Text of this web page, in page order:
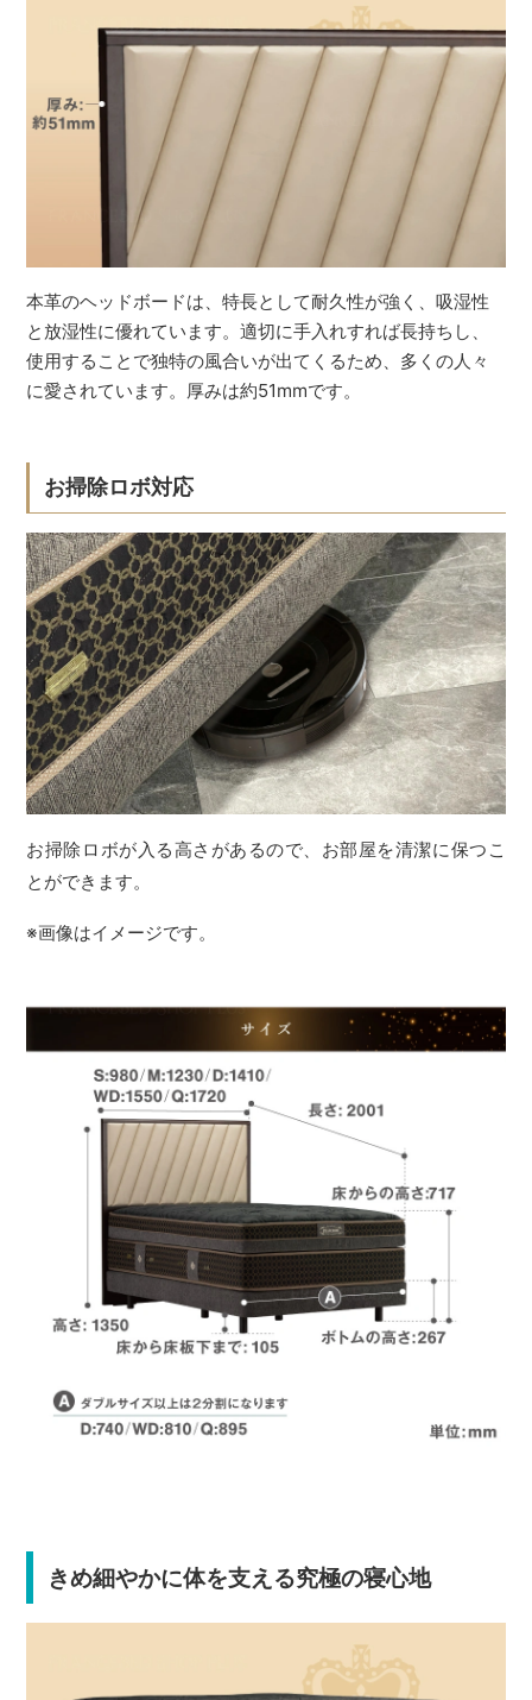
本革のヘッドボードは、特長として耐久性が強く、吸湿性
と放湿性に優れています。適切に手入れすれば長持ちし、
使用することで独特の風合いが出てくるため、多くの人々
に愛されています。厚みは約51mmです。
お掃除ロボ対応
お掃除ロボが入る高さがあるので、お部屋を清潔に保つこ
とができます。
※画像はイメージです。
きめ細やかに体を支える究極の寝心地